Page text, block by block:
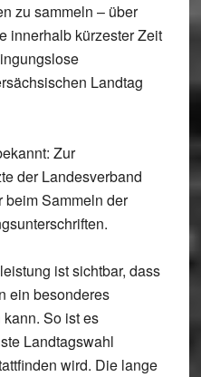
zu sammeln – über
innerhalb kürzester Zeit
Landtag
Zur
der Landesverband
Sammeln der
ist sichtbar, dass
ein besonderes
So ist es
Landtagswahl
wird. Die lange